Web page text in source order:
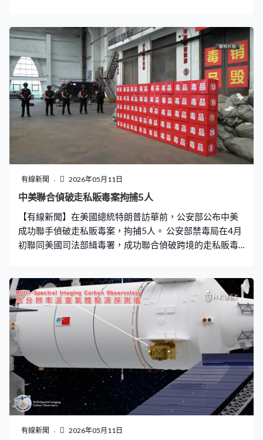
AI「下單」，說出要求，幾分鐘內AI就會生成一份組裝教
學，詳細列出所需配件，連供應商、價錢都能找到。 全球
人工智能應用場景中心負責人周家豪：「可能一個團隊在
此之前幾周或者幾個月的工作，現在幾分鐘就可以出現。
華強北有11.5萬商戶，這套系統把這11.5萬商戶的基本信
息進行了沉澱，通過AI調度工具，挖掘到商戶的具體情
況，對貨品單價進行分析。」 有了報告，下一步便可交給
外賣員在華強北採購。外賣員方洪堅：「拿個鏡頭。（有
500萬的，有1,200萬的。）1,200萬的。」外賣員方洪
堅：「無刷電機。（看看這個行嗎？）可以。拿個槳葉，
無人機的槳葉。」不足一小時，外賣員便買齊所有配件，
交給無人機店組裝。 一個多小時後，一架符合客戶特定要
求的無人機試飛成功。無人機店老闆黃杰：「現在我們的
配件多了，都是本地產的，可以滿足各樣各樣的一些定制
化需求，產品的變化現在也
有線新聞 2026年05月11日
中美聯合偵破走私販毒案拘捕5人
【有線新聞】在美國總統特朗普訪華前，公安部公布中美
成功聯手偵破走私販毒案，拘捕5人。 公安部禁毒局在4月
初聯同美國司法部緝毒署，成功聯合偵破跨境的走私販毒
犯，繳獲丙托尼秦、波瑪唑倫等毒品，切斷一條跨越中美
兩國的走私販毒通道。
有線新聞 2026年05月11日